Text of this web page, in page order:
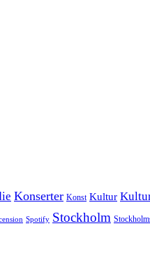
Konserter Konst Kultur
Spotify Stockholm